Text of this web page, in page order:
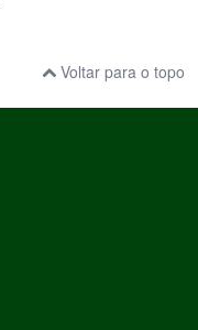
Voltar para o topo